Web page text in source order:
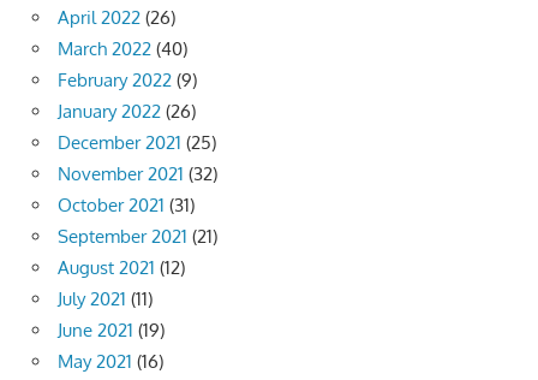
April 2022 (26)
March 2022 (40)
February 2022 (9)
January 2022 (26)
December 2021 (25)
November 2021 (32)
October 2021 (31)
September 2021 (21)
August 2021 (12)
July 2021 (11)
June 2021 (19)
May 2021 (16)